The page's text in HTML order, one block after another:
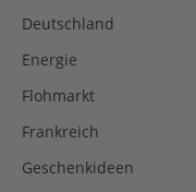
Deutschland
Energie
Flohmarkt
Frankreich
Geschenkideen